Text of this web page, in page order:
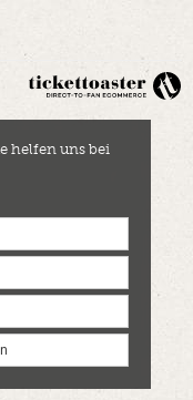
helfen uns bei